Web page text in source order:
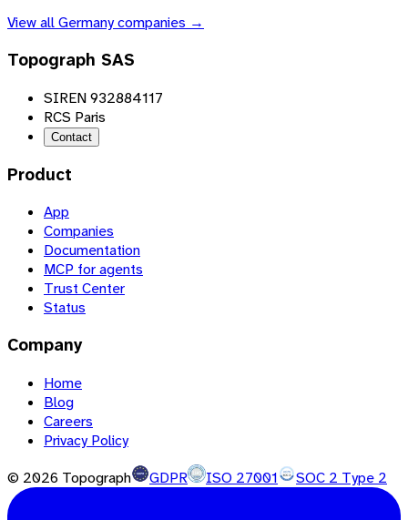
View allGermanycompanies →
Topograph SAS
SIREN 932884117
RCS Paris
Contact
Product
App
Companies
Documentation
MCP for agents
Trust Center
Status
Company
Home
Blog
Careers
Privacy Policy
© 2026 Topograph GDPR ISO 27001 SOC 2 Type 2